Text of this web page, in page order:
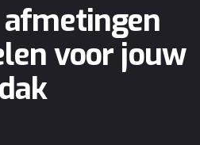
voor jouw
dak